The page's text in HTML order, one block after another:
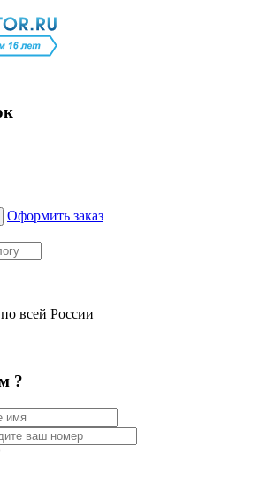
Оформить заказ
всей России
?